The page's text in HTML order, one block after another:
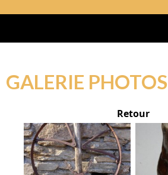
GALERIE PHOTOS
Retour